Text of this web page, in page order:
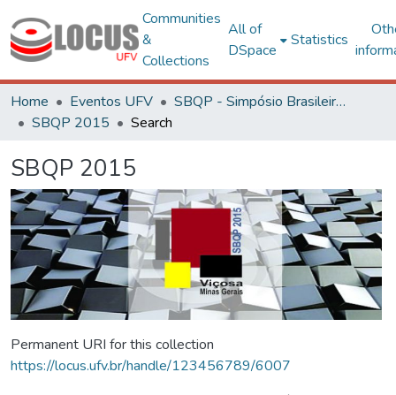
Communities
&
Collections
All of
DSpace
Statistics
Home Eventos UFV
SBQP - Simpósio Brasileiro de Qualidade do Projeto no Ambiente Construído
SBQP 2015
Search
SBQP 2015
Permanent URI for this collection
https://locus.ufv.br/handle/123456789/6007